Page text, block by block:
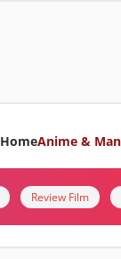
HomeAnime &
Review Film